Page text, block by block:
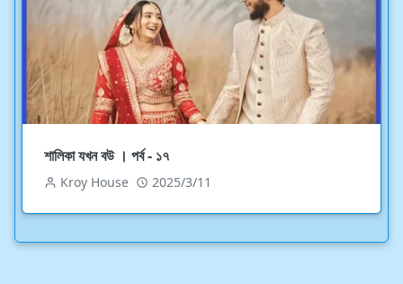
শালিকা যখন বউ । পর্ব - ১৭
Kroy House 2025/3/11